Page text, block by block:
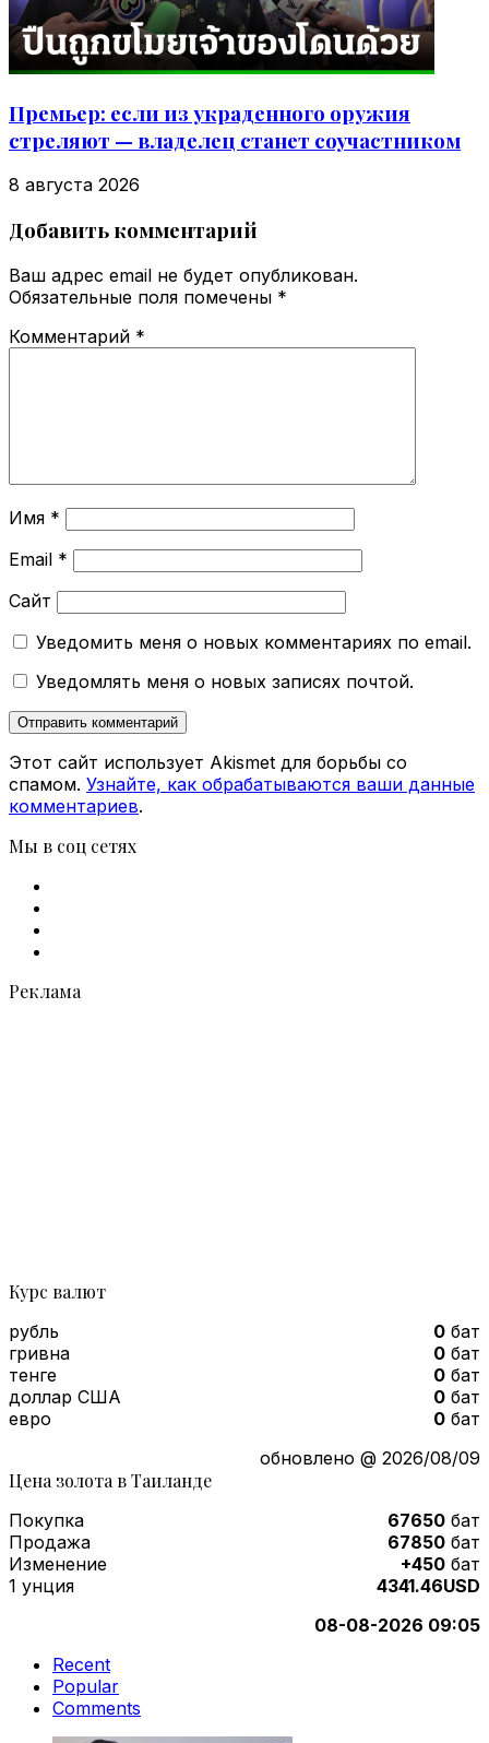
Премьер: если из украденного оружия
стреляют — владелец станет соучастником
8 августа 2026
Добавить комментарий
Ваш адрес email не будет опубликован.
Обязательные поля помечены *
Комментарий *
Имя *
Email *
Сайт
Уведомить меня о новых комментариях по email.
Уведомлять меня о новых записях почтой.
Этот сайт использует Akismet для борьбы со
спамом. Узнайте, как обрабатываются ваши данные
комментариев.
Мы в соц сетях
Реклама
Курс валют
рубль 0 бат
гривна
0 бат
тенге
0 бат
доллар США
0 бат
евро
0 бат
обновлено @ 2026/08/09
Цена золота в Таиланде
Покупка 67650 бат
Продажа
67850 бат
Изменение
+450 бат
1 унция
4341.46USD
08-08-2026 09:05
Recent
Popular
Comments